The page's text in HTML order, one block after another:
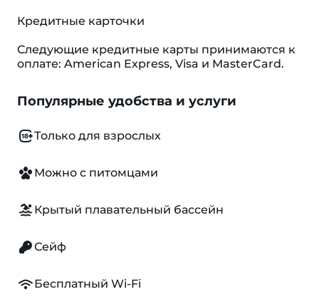
Кредитные карточки
Следующие кредитные карты принимаются к
оплате: American Express, Visa и MasterCard.
Популярные удобства и услуги
Только для взрослых
Можно с питомцами
Крытый плавательный бассейн
Сейф
Бесплатный Wi-Fi